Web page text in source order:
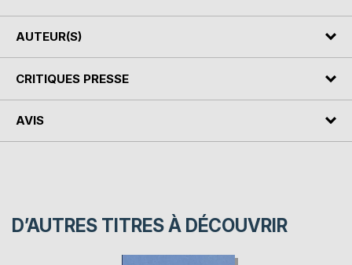
AUTEUR(S)
CRITIQUES PRESSE
AVIS
D’AUTRES TITRES À DÉCOUVRIR